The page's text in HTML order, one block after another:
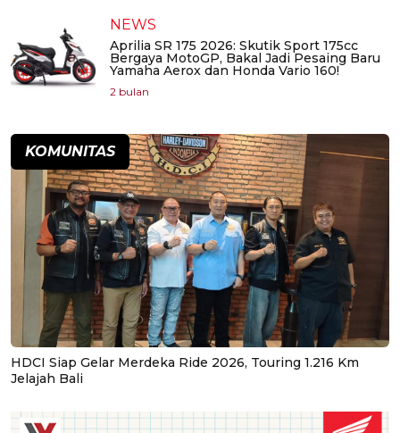
NEWS
Aprilia SR 175 2026: Skutik Sport 175cc
Bergaya MotoGP, Bakal Jadi Pesaing Baru
Yamaha Aerox dan Honda Vario 160!
2 bulan
KOMUNITAS
HDCI Siap Gelar Merdeka Ride 2026, Touring 1.216 Km
Jelajah Bali